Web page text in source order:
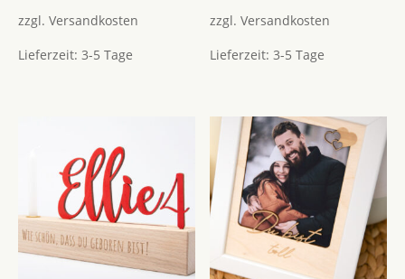
zzgl. Versandkosten
Lieferzeit: 3-5 Tage
zzgl.Versandkosten
Lieferzeit:3-5 Tage